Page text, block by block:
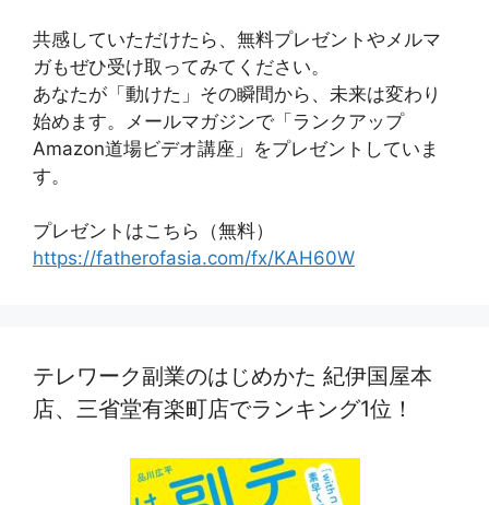
共感していただけたら、無料プレゼントやメルマ
ガもぜひ受け取ってみてください。
あなたが「動けた」その瞬間から、未来は変わり
始めます。メールマガジンで「ランクアップ
Amazon道場ビデオ講座」をプレゼントしていま
す。
プレゼントはこちら（無料）
https://fatherofasia.com/fx/KAH60W
テレワーク副業のはじめかた 紀伊国屋本
店、三省堂有楽町店でランキング1位！